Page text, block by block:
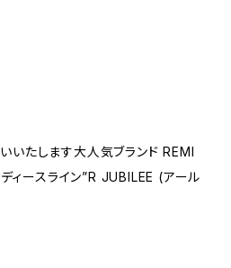
たします大人気ブランド REMI
ディースライン”R JUBILEE (アール